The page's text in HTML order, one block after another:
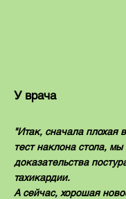
У врача
"Итак, сначала плохая
тест наклона стола,
доказательства
тахикардии.
А сейчас, хорошая